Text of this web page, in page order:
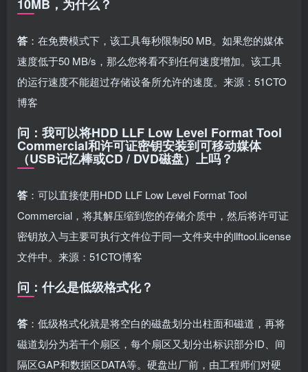
10MB，为什么？
答 ：在免费模式下，该工具每秒限制50 MB。如果您的媒体
速度低于50 MB/s，那么您将看不到任何速度增加。该工具
的运行速度不能超过存储设备所允许的速度。来源：51CTO
博客
问：我可以将HDD LLF Low Level Format Tool
Commercial和许可证密钥安装到可移动媒体
（USB记忆棒或CD / DVD磁盘）上吗？
答 ：可以直接使用HDD LLF Low Level Format Tool
Commercial，将其解压缩到您的存储介质中，然后将许可证
密钥放入与主要可执行文件位于同一文件夹中的llftool.license
文件中。来源：51CTO博客
问：什么是低级格式化？
答 ：低级格式化就是将空白的磁盘划分出柱面和磁道，再将
磁道划分为若干个扇区，每个扇区又划分出标识部分ID、间
隔区GAP和数据区DATA等。硬盘出厂前，由工程师们对硬